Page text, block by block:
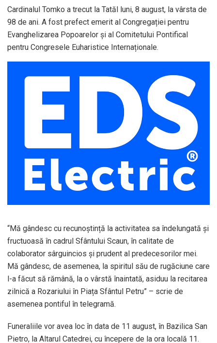
Cardinalul Tomko a trecut la Tatăl luni, 8 august, la vârsta de
98 de ani. A fost prefect emerit al Congregației pentru
Evanghelizarea Popoarelor și al Comitetului Pontifical
pentru Congresele Euharistice Internaționale.
“Mă gândesc cu recunoștință la activitatea sa îndelungată și
fructuoasă în cadrul Sfântului Scaun, în calitate de
colaborator sârguincios și prudent al predecesorilor mei.
Mă gândesc, de asemenea, la spiritul său de rugăciune care
l-a făcut să rămână, la o vârstă înaintată, asiduu la recitarea
zilnică a Rozariului în Piața Sfântul Petru” – scrie de
asemenea pontiful în telegramă.
Funeraliile vor avea loc în data de 11 august, în Bazilica San
Pietro, la Altarul Catedrei, cu începere de la ora locală 11.